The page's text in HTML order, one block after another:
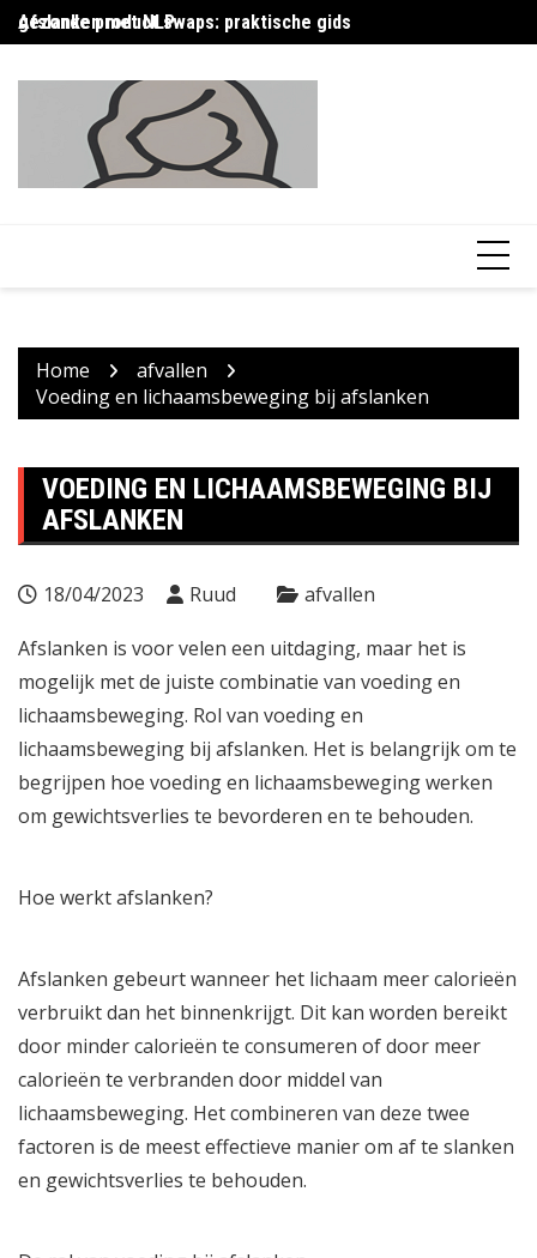
Skip
to
Afslanken met NLP
gezonde product swaps: praktische gids
Home
afvallen
Voeding en lichaamsbeweging bij afslanken
VOEDING EN LICHAAMSBEWEGING BIJ
AFSLANKEN
18/04/2023 Ruud afvallen
Afslanken is voor velen een uitdaging, maar het is
mogelijk met de juiste combinatie van voeding en
lichaamsbeweging. Rol van voeding en
lichaamsbeweging bij afslanken. Het is belangrijk om te
begrijpen hoe voeding en lichaamsbeweging werken
om gewichtsverlies te bevorderen en te behouden.
Hoe werkt afslanken?
Afslanken gebeurt wanneer het lichaam meer calorieën
verbruikt dan het binnenkrijgt. Dit kan worden bereikt
door minder calorieën te consumeren of door meer
calorieën te verbranden door middel van
lichaamsbeweging. Het combineren van deze twee
factoren is de meest effectieve manier om af te slanken
en gewichtsverlies te behouden.